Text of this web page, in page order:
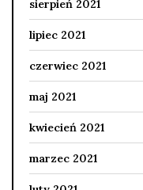
sierpień 2021
lipiec 2021
czerwiec 2021
maj 2021
kwiecień 2021
marzec 2021